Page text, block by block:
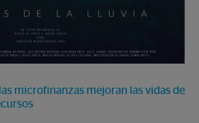
microfinanzas mejoran las vidas de